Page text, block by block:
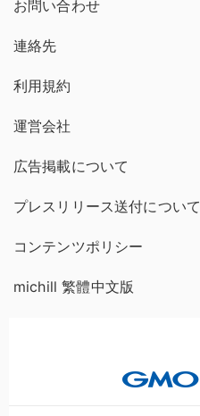
お問い合わせ
連絡先
利用規約
運営会社
広告掲載について
プレスリリース送付について
コンテンツポリシー
michill 繁體中文版